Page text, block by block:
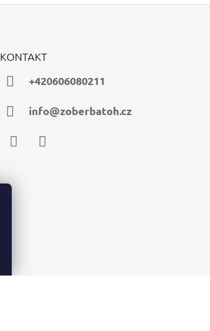
KONTAKT
+420606080211
info@zoberbatoh.cz